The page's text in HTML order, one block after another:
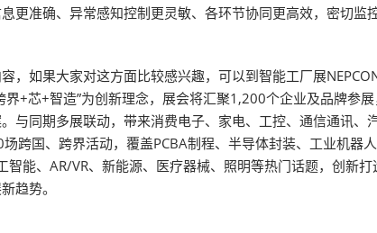
更准确、异常感知控制更灵敏、各环节协同更高效，密切监
，如果大家对这方面比较感兴趣，可以到智能工厂展
+芯+智造”为创新理念，展会将汇聚1,200个企业及品牌参
与同期多展联动，带来消费电子、家电、工控、通信通讯
跨国、跨界活动，覆盖PCBA制程、半导体封装、工业机器
能、AR/VR、新能源、医疗器械、照明等热门话题，创新
趋势。